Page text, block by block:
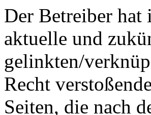
Der Betreiber hat
aktuelle und
gelinkten/
Recht
Seiten, die nach